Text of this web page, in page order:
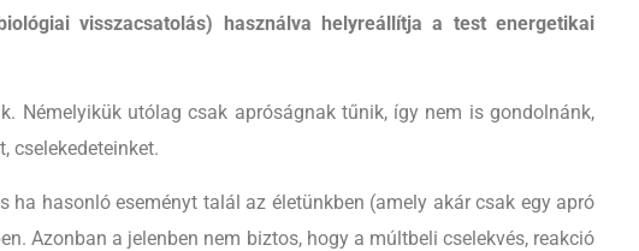
visszacsatolás) használva helyreállítja a test energetikai
Némelyikük utólag csak apróságnak tűnik, így nem is gondolnánk,
cselekedeteinket.
hasonló eseményt talál az életünkben (amely akár csak egy apró
Azonban a jelenben nem biztos, hogy a múltbeli cselekvés, reakció